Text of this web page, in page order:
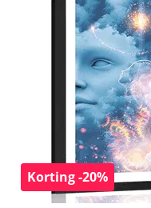
Korting -20%